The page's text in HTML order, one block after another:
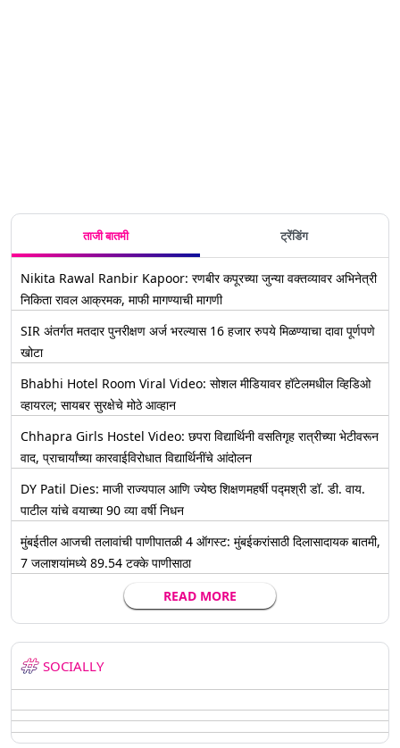
ताजी बातमी ट्रेंडिंग
Nikita Rawal Ranbir Kapoor: रणबीर कपूरच्या जुन्या वक्तव्यावर अभिनेत्री
निकिता रावल आक्रमक, माफी मागण्याची मागणी
SIR अंतर्गत मतदार पुनरीक्षण अर्ज भरल्यास 16 हजार रुपये मिळण्याचा दावा पूर्णपणे
खोटा
Bhabhi Hotel Room Viral Video: सोशल मीडियावर हॉटेलमधील व्हिडिओ
व्हायरल; सायबर सुरक्षेचे मोठे आव्हान
Chhapra Girls Hostel Video: छपरा विद्यार्थिनी वसतिगृह रात्रीच्या भेटीवरून
वाद, प्राचार्यांच्या कारवाईविरोधात विद्यार्थिनींचे आंदोलन
DY Patil Dies: माजी राज्यपाल आणि ज्येष्ठ शिक्षणमहर्षी पद्मश्री डॉ. डी. वाय.
पाटील यांचे वयाच्या 90 व्या वर्षी निधन
मुंबईतील आजची तलावांची पाणीपातळी 4 ऑगस्ट: मुंबईकरांसाठी दिलासादायक बातमी,
7 जलाशयांमध्ये 89.54 टक्के पाणीसाठा
READ MORE
SOCIALLY